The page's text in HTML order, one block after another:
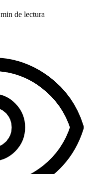
min de lectura